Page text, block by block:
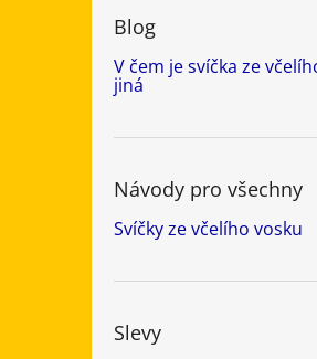
Blog
V čem je svíčka ze
jiná
Návody pro všechny
Svíčky ze včelího vosku
Slevy